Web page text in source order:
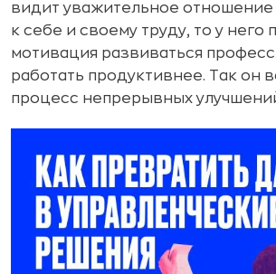
видит уважительное отношение
к себе и своему труду, то у него
мотивация развиваться
работать продуктивнее. Так он
процесс непрерывных